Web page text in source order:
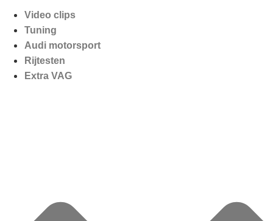
Video clips
Tuning
Audi motorsport
Rijtesten
Extra VAG